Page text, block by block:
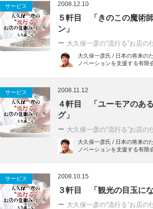
サービス 2008.12.10
５軒目 「きのこの魔術
ン」
大久保一彦の“流行る”お店の
大久保一彦氏 / 日本の将来の
ノベーションを支援する有限
サービス 2008.11.12
４軒目 「ユーモアのあ
グ」
大久保一彦の“流行る”お店の
大久保一彦氏 / 日本の将来の
ノベーションを支援する有限
サービス 2008.10.15
３軒目 「観光の目玉にな
大久保一彦の“流行る”お店の